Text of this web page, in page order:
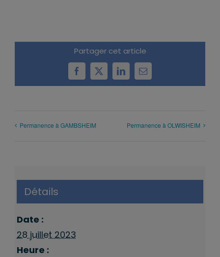
Partager cet article
Facebook
X LinkedInEmail
Permanence à GAMBSHEIM Permanence à OLWISHEIM
Détails
Date :
28 juillet 2023
Heure :